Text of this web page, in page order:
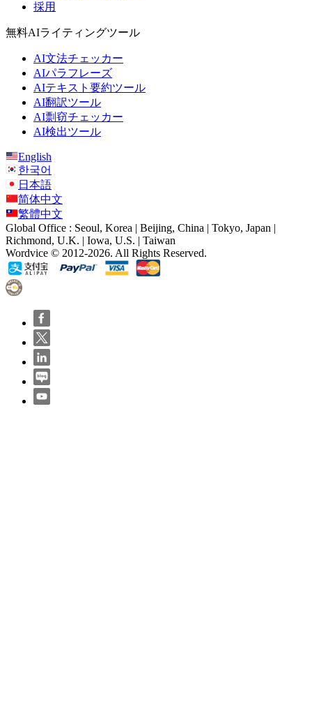
採用
無料AIライティングツール
AI文法チェッカー
AIパラフレーズ
AIテキスト要約ツール
AI翻訳ツール
AI剽窃チェッカー
AI検出ツール
English
한국어
日本語
简体中文
繁體中文
Global Office : Seoul, Korea | Beijing, China | Tokyo, Japan |
Richmond, U.K. | Iowa, U.S. | Taiwan
Wordvice © 2012-2026. All Rights Reserved.